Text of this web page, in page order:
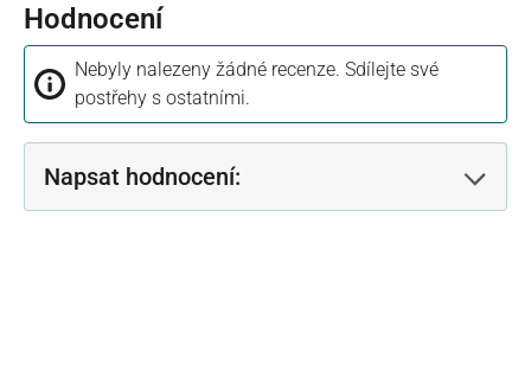
Hodnocení
Nebyly nalezeny žádné recenze. Sdílejte své
postřehy s ostatními.
Napsat hodnocení: